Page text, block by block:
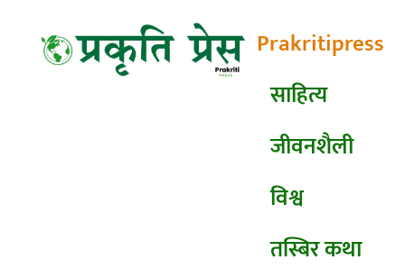
Prakritipress
साहित्य
जीवनशैली
विश्व
तस्बिर कथा